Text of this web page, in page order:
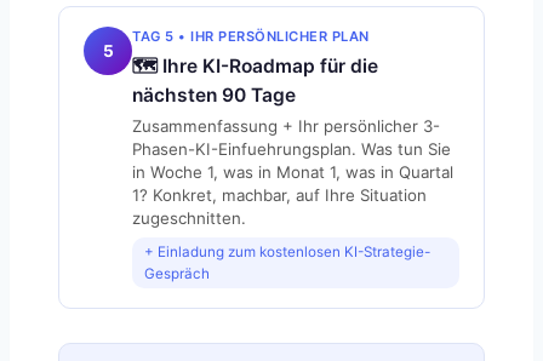
5
TAG 5 • IHR PERSÖNLICHER PLAN
🗺️ Ihre KI-Roadmap für die
nächsten 90 Tage
Zusammenfassung + Ihr persönlicher 3-
Phasen-KI-Einfuehrungsplan. Was tun Sie
in Woche 1, was in Monat 1, was in Quartal
1? Konkret, machbar, auf Ihre Situation
zugeschnitten.
+ Einladung zum kostenlosen KI-Strategie-
Gespräch